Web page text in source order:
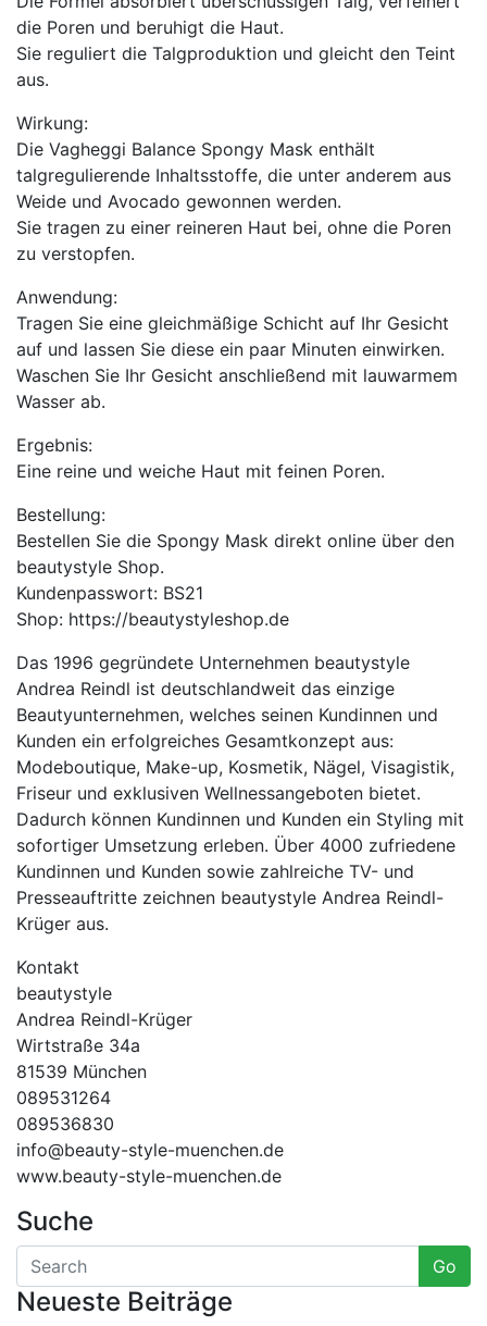
die Poren und beruhigt die Haut.
Sie reguliert die Talgproduktion und gleicht den Teint
aus.
Wirkung:
Die Vagheggi Balance Spongy Mask enthält
talgregulierende Inhaltsstoffe, die unter anderem aus
Weide und Avocado gewonnen werden.
Sie tragen zu einer reineren Haut bei, ohne die Poren
zu verstopfen.
Anwendung:
Tragen Sie eine gleichmäßige Schicht auf Ihr Gesicht
auf und lassen Sie diese ein paar Minuten einwirken.
Waschen Sie Ihr Gesicht anschließend mit lauwarmem
Wasser ab.
Ergebnis:
Eine reine und weiche Haut mit feinen Poren.
Bestellung:
Bestellen Sie die Spongy Mask direkt online über den
beautystyle Shop.
Kundenpasswort: BS21
Shop: https://beautystyleshop.de
Das 1996 gegründete Unternehmen beautystyle
Andrea Reindl ist deutschlandweit das einzige
Beautyunternehmen, welches seinen Kundinnen und
Kunden ein erfolgreiches Gesamtkonzept aus:
Modeboutique, Make-up, Kosmetik, Nägel, Visagistik,
Friseur und exklusiven Wellnessangeboten bietet.
Dadurch können Kundinnen und Kunden ein Styling mit
sofortiger Umsetzung erleben. Über 4000 zufriedene
Kundinnen und Kunden sowie zahlreiche TV- und
Presseauftritte zeichnen beautystyle Andrea Reindl-
Krüger aus.
Kontakt
beautystyle
Andrea Reindl-Krüger
Wirtstraße 34a
81539 München
089531264
089536830
info@beauty-style-muenchen.de
www.beauty-style-muenchen.de
Suche
Go
Neueste Beiträge